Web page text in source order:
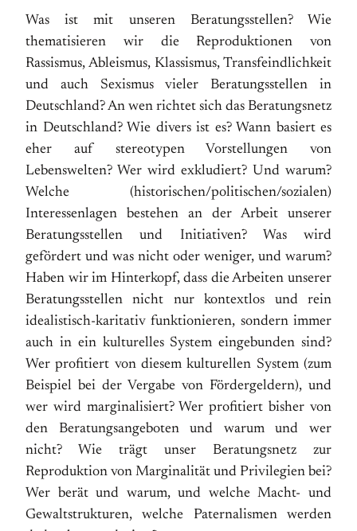
Was ist mit unseren Beratungsstellen? Wie
thematisieren wir die Reproduktionen von
Rassismus, Ableismus, Klassismus, Transfeindlichkeit
und auch Sexismus vieler Beratungsstellen in
Deutschland? An wen richtet sich das Beratungsnetz
in Deutschland? Wie divers ist es? Wann basiert es
eher auf stereotypen Vorstellungen von
Lebenswelten? Wer wird exkludiert? Und warum?
Welche (historischen/politischen/sozialen)
Interessenlagen bestehen an der Arbeit unserer
Beratungsstellen und Initiativen? Was wird
gefördert und was nicht oder weniger, und warum?
Haben wir im Hinterkopf, dass die Arbeiten unserer
Beratungsstellen nicht nur kontextlos und rein
idealistisch-karitativ funktionieren, sondern immer
auch in ein kulturelles System eingebunden sind?
Wer profitiert von diesem kulturellen System (zum
Beispiel bei der Vergabe von Fördergeldern), und
wer wird marginalisiert? Wer profitiert bisher von
den Beratungsangeboten und warum und wer
nicht? Wie trägt unser Beratungsnetz zur
Reproduktion von Marginalität und Privilegien bei?
Wer berät und warum, und welche Macht- und
Gewaltstrukturen, welche Paternalismen werden